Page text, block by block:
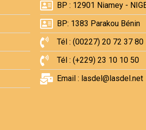
BP : 12901 Niamey -
BP: 1383 Parakou Bénin
Tél : (00227) 20 72 37 80
Tél : (+229) 23 10 10 50
Email : lasdel@lasdel.net